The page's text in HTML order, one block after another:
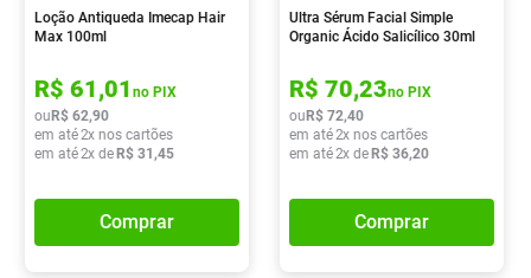
Loção Antiqueda Imecap Hair
Max 100ml
R$ 61,01 no PIX
ou R$ 62,90
em até2x nos cartões
em até2x de R$ 31 ,45
Comprar
Ultra Sérum Facial Simple
Organic Ácido Salicílico 30ml
R$ 70,23no PIX
ou R$ 72,40
em até2x nos cartões
em até2x de R$ 36,20
Comprar